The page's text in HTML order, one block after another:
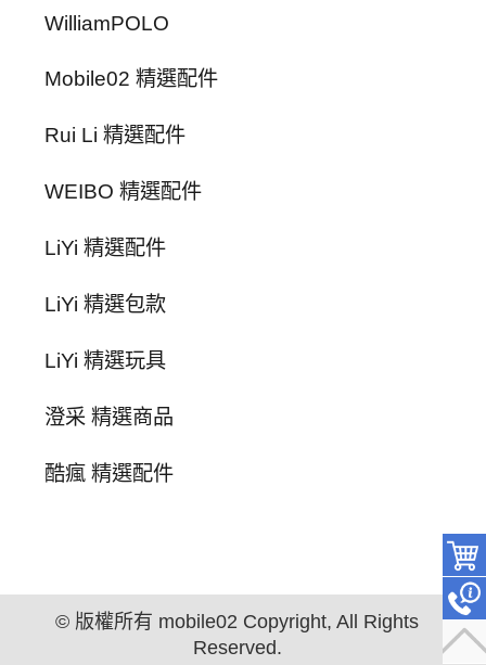
WilliamPOLO
Mobile02 精選配件
Rui Li 精選配件
WEIBO 精選配件
LiYi 精選配件
LiYi 精選包款
LiYi 精選玩具
澄采 精選商品
酷瘋 精選配件
© 版權所有 mobile02 Copyright, All Rights
Reserved.